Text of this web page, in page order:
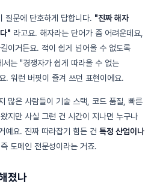
질문에 단호하게 답합니다. "진짜 해자
" 라고요. 해자라는 단어가 좀 어려운데요,
이거든요. 적이 쉽게 넘어올 수 없도록
는 "경쟁자가 쉽게 따라올 수 없는
. 워런 버핏이 즐겨 쓰던 표현이에요.
많은 사람들이 기술 스택, 코드 품질, 빠른
지만 사실 그런 건 시간이 지나면 누구나
예요. 진짜 따라잡기 힘든 건 특정 산업이나
, 즉 도메인 전문성이라는 거죠.
졌나